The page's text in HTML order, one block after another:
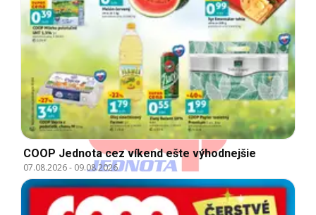
COOP Jednota cez víkend ešte výhodnejšie
07.08.2026- 09.08.2026